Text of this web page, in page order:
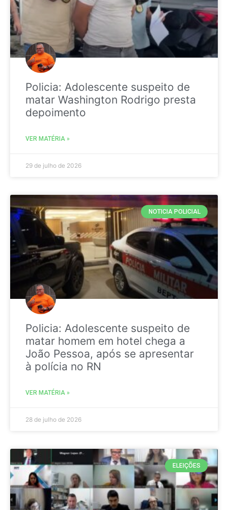
Policia: Adolescente suspeito de
matar Washington Rodrigo presta
depoimento
VER MATÉRIA »
29 de julho de 2026
NOTICIA POLICIAL
Policia: Adolescente suspeito de
matar homem em hotel chega a
João Pessoa, após se apresentar
à polícia no RN
VER MATÉRIA »
28 de julho de 2026
ELEIÇÕES